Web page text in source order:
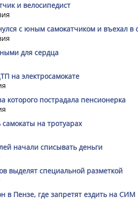
и велосипедист
с юным самокатчиком и въехал в
для сердца
на электросамокате
которого пострадала пенсионерка
на тротуарах
начали списывать деньги
выделят специальной разметкой
в Пензе, где запретят ездить на СИМ